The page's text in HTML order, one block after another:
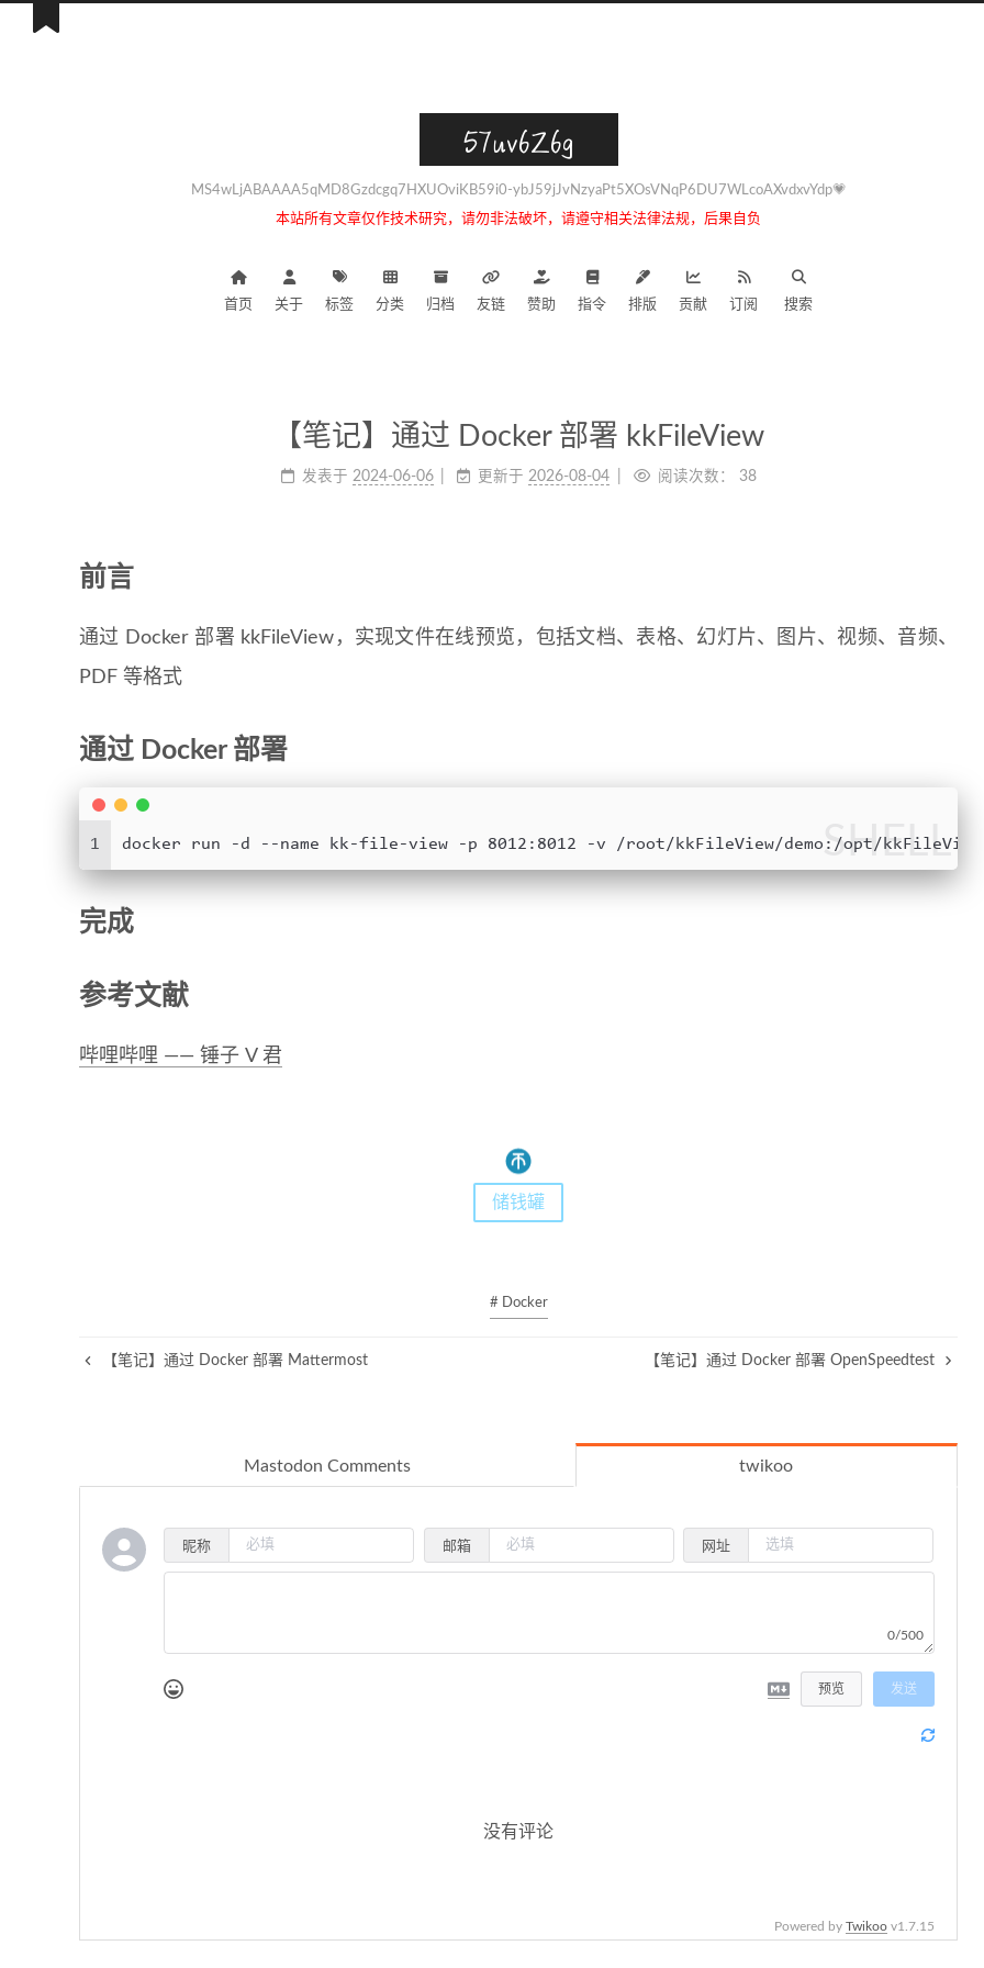
57uv6Z6g
MS4wLjABAAAA5qMD8Gzdcgq7HXUOviKB59i0-ybJ59jJvNzyaPt5XOsVNqP6DU7WLcoAXvdxvYdp💗
本站所有文章仅作技术研究，请勿非法破坏，请遵守相关法律法规，后果自负
首页 关于 标签 分类 归档 友链 赞助 指令 排版 贡献 订阅 搜索
【笔记】通过 Docker 部署 kkFileView
发表于 2024-06-06 更新于 2026-08-04 阅读次数： 38
前言
通过 Docker 部署 kkFileView，实现文件在线预览，包括文档、表格、幻灯片、图片、视频、音频、
PDF 等格式
通过 Docker 部署
SHELL
1 docker run -d --name kk-file-view -p 8012:8012 -v /root/kkFileView/demo:/opt/
完成
参考文献
哔哩哔哩 —— 锤子 V 君
储钱罐
# Docker
【笔记】通过 Docker 部署 Mattermost 【笔记】通过 Docker 部署 OpenSpeedtest
Mastodon Comments twikoo
昵称 邮箱 网址
0/500
预览 发送
没有评论
Powered by Twikoo v1.7.15